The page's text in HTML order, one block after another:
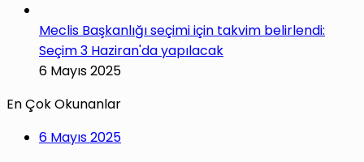
Meclis Başkanlığı seçimi için takvim belirlendi:
Seçim 3 Haziran'da yapılacak
6 Mayıs 2025
En Çok Okunanlar
6 Mayıs 2025